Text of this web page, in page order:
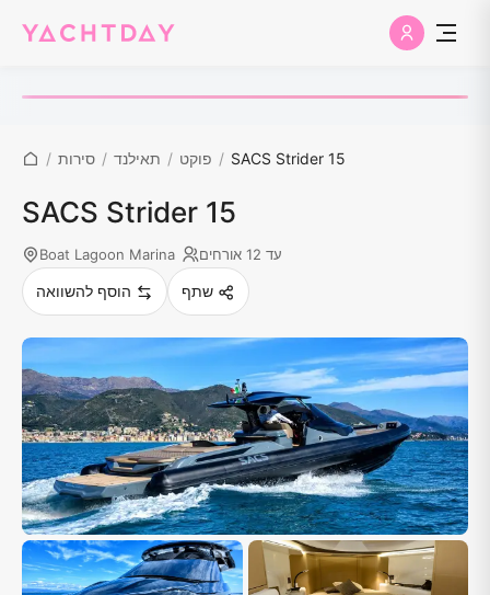
/ סירות / תאילנד / פוקט / SACS Strider 15
SACS Strider 15
Boat Lagoon Marina עד 12 אורחים
הוסף להשוואה שתף